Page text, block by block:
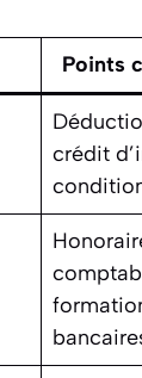
Points
crédit